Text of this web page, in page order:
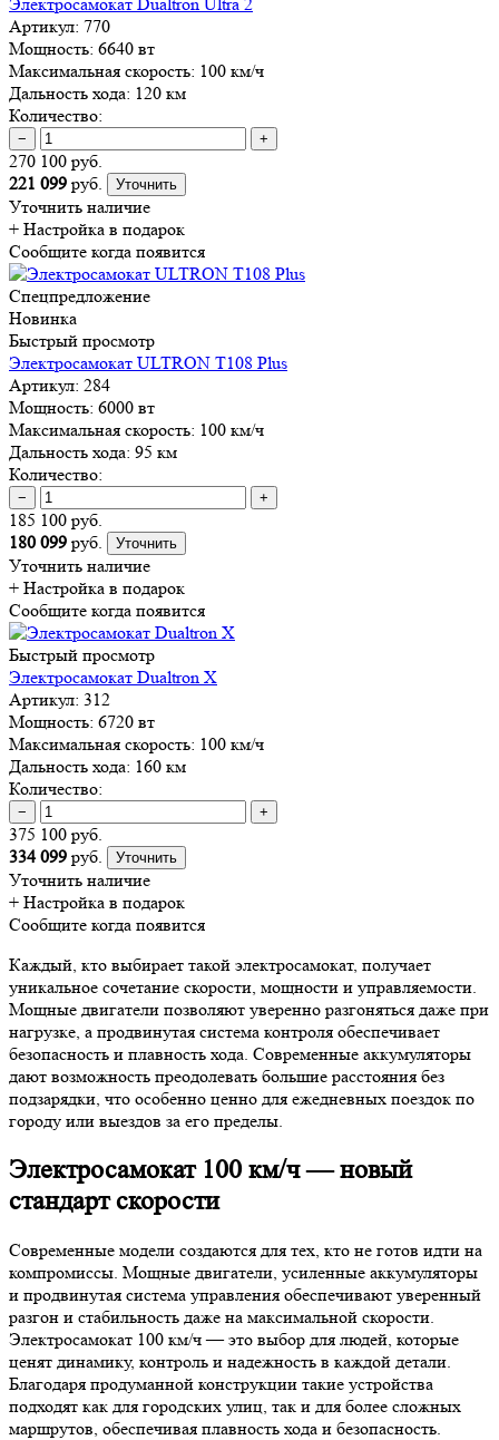
Артикул: 770
Мощность: 6640 вт
Максимальная скорость: 100 км/ч
Дальность хода: 120 км
Количество:
− +
270 100 руб.
221 099 руб. Уточнить
Уточнить наличие
+ Настройка в подарок
Сообщите когда появится
Спецпредложение
Новинка
Быстрый просмотр
Электросамокат ULTRON T108 Plus
Артикул: 284
Мощность: 6000 вт
Максимальная скорость: 100 км/ч
Дальность хода: 95 км
Количество:
− +
185 100 руб.
180 099 руб. Уточнить
Уточнить наличие
+ Настройка в подарок
Сообщите когда появится
Быстрый просмотр
Электросамокат Dualtron X
Артикул: 312
Мощность: 6720 вт
Максимальная скорость: 100 км/ч
Дальность хода: 160 км
Количество:
− +
375 100 руб.
334 099 руб. Уточнить
Уточнить наличие
+ Настройка в подарок
Сообщите когда появится
Каждый, кто выбирает такой электросамокат, получает
уникальное сочетание скорости, мощности и управляемости.
Мощные двигатели позволяют уверенно разгоняться даже при
нагрузке, а продвинутая система контроля обеспечивает
безопасность и плавность хода. Современные аккумуляторы
дают возможность преодолевать большие расстояния без
подзарядки, что особенно ценно для ежедневных поездок по
городу или выездов за его пределы.
Электросамокат 100 км/ч — новый
стандарт скорости
Современные модели создаются для тех, кто не готов идти на
компромиссы. Мощные двигатели, усиленные аккумуляторы
и продвинутая система управления обеспечивают уверенный
разгон и стабильность даже на максимальной скорости.
Электросамокат 100 км/ч — это выбор для людей, которые
ценят динамику, контроль и надежность в каждой детали.
Благодаря продуманной конструкции такие устройства
подходят как для городских улиц, так и для более сложных
маршрутов, обеспечивая плавность хода и безопасность.